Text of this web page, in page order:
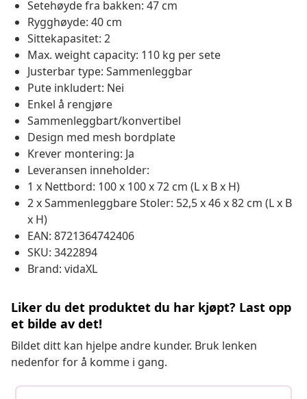
Setehøyde fra bakken: 47 cm
Rygghøyde: 40 cm
Sittekapasitet: 2
Max. weight capacity: 110 kg per sete
Justerbar type: Sammenleggbar
Pute inkludert: Nei
Enkel å rengjøre
Sammenleggbart/konvertibel
Design med mesh bordplate
Krever montering: Ja
Leveransen inneholder:
1 x Nettbord: 100 x 100 x 72 cm (L x B x H)
2 x Sammenleggbare Stoler: 52,5 x 46 x 82 cm (L x B
x H)
EAN: 8721364742406
SKU: 3422894
Brand: vidaXL
Liker du det produktet du har kjøpt? Last opp
et bilde av det!
Bildet ditt kan hjelpe andre kunder. Bruk lenken
nedenfor for å komme i gang.